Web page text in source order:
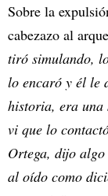
Sobre la
cabezazo al
tiró simulando,
lo encaró y él le
historia, era una
vi que lo
Ortega, dijo
al oído como